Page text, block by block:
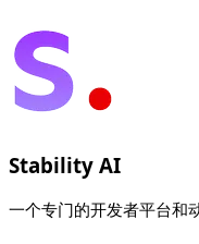
Stability AI
一个专门的开发者平台和